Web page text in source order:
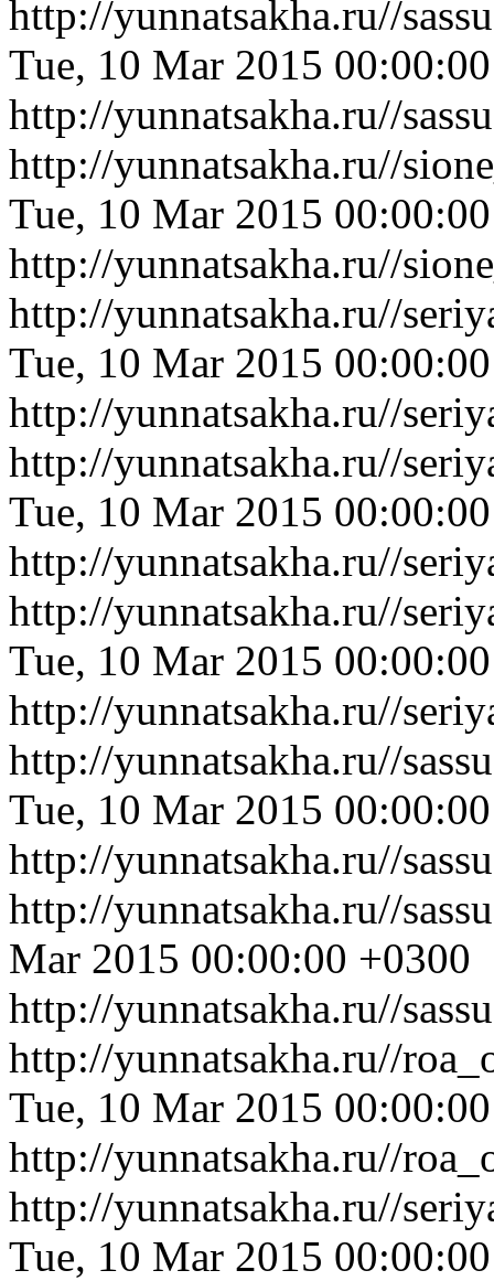
http://yunnatsakha.ru//
Tue, 10 Mar 2015
http://yunnatsakha.ru//
http://yunnatsakha.ru//
Tue, 10 Mar 2015
http://yunnatsakha.ru//
http://yunnatsakha.ru//
Tue, 10 Mar 2015
http://yunnatsakha.ru//
http://yunnatsakha.ru//
Tue, 10 Mar 2015
http://yunnatsakha.ru//
http://yunnatsakha.ru//
Tue, 10 Mar 2015
http://yunnatsakha.ru//
http://yunnatsakha.ru//
Tue, 10 Mar 2015
http://yunnatsakha.ru//
http://yunnatsakha.ru//
Mar 2015 00:00:00 +0300
http://yunnatsakha.ru//
http://yunnatsakha.ru//
Tue, 10 Mar 2015
http://yunnatsakha.ru//
http://yunnatsakha.ru//
Tue, 10 Mar 2015